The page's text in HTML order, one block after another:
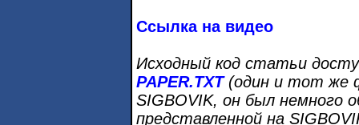
Ссылка на видео
Исходный код статьи
PAPER.TXT(один и тот же
SIGBOVIK, он был немного
представленной на